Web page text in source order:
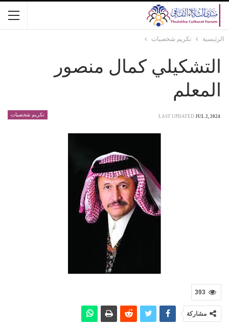
الرئيسية تكريم شخصيات
التشكيلي كمال منصور
المعلم
تكريم شخصيات LAST UPDATED JUL 2, 2024
393
مشاركة